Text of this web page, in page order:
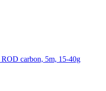
carbon, 5m, 15-40g